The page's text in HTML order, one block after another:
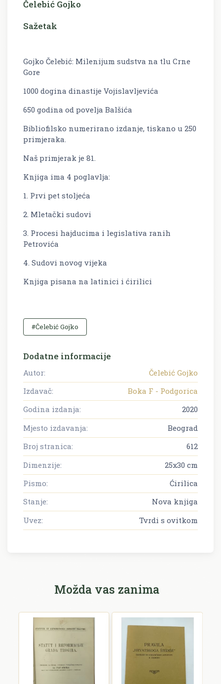
Čelebić Gojko
Sažetak
Gojko Čelebić: Milenijum sudstva na tlu Crne
Gore
1000 dogina dinastije Vojislavljevića
650 godina od povelja Balšića
Bibliofilsko numerirano izdanje, tiskano u 250
primjeraka.
Naš primjerak je 81.
Knjiga ima 4 poglavlja:
1. Prvi pet stoljeća
2. Mletački sudovi
3. Procesi hajducima i legislativa ranih
Petrovića
4. Sudovi novog vijeka
Knjiga pisana na latinici i ćirilici
#Čelebić Gojko
Dodatne informacije
Autor:
Čelebić Gojko
Izdavač:
Boka F - Podgorica
Godina izdanja:
2020
Mjesto izdavanja:
Beograd
Broj stranica:
612
Dimenzije:
25x30 cm
Pismo:
Ćirilica
Stanje:
Nova knjiga
Uvez:
Tvrdi s ovitkom
Možda vas zanima